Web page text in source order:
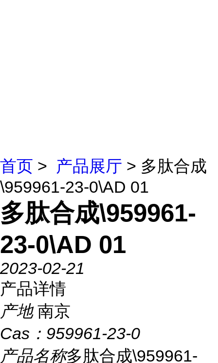
首页 > 产品展厅 > 多肽合成
\959961-23-0\AD 01
多肽合成\959961-
23-0\AD 01
2023-02-21
产品详情
产地 南京
Cas： 959961-23-0
产品名称多肽合成\959961-